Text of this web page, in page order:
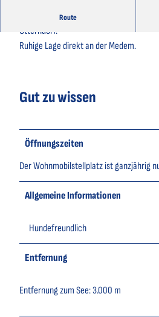
Route
Zentraler Wohnmobilstellplatz nahe der
Otterndorf.
Ruhige Lage direkt an der Medem.
Gut zu wissen
Öffnungszeiten
Der Wohnmobilstellplatz ist ganzjährig
Allgemeine Informationen
Hundefreundlich
Entfernung
Entfernung zum See: 3.000 m